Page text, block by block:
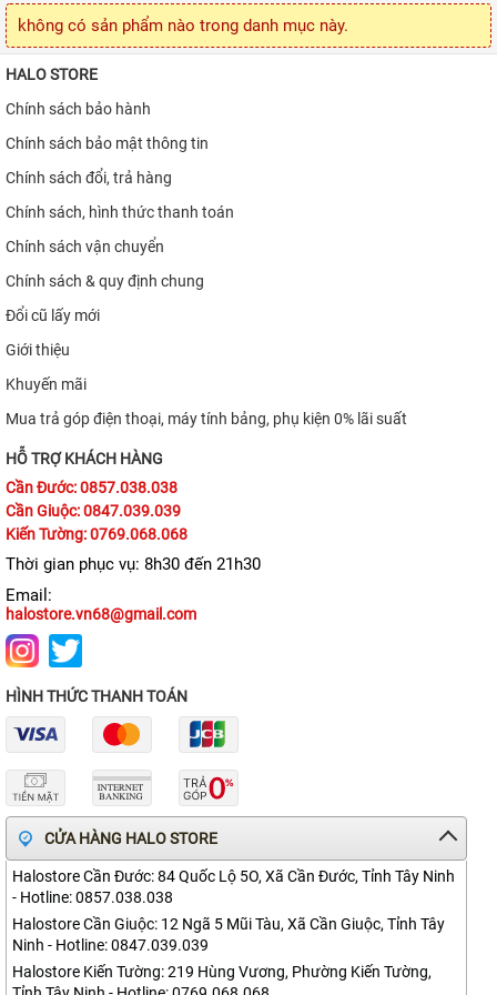
iPhone 15 Pro Max
iPhone 15 Plus
iPhone 15
iPhone 14 Pro Max
iPhone 14 Plus
iPhone 14 Pro
iPhone 14
iPhone 13
iPhone 12 Pro Max
iPhone 12 Pro
iPhone 12
iPhone 11 Pro Max
iPhone 11 Pro
iPhone 11
iPhone XS Max
iPhone XS
APPLE IPAD
APPLE WATCH
MACBOOK
MÁY DÙNG RỒI
SAMSUNG
PHỤ KIỆN
không có sản phẩm nào trong danh mục này.
HALO STORE
Chính sách bảo hành
Chính sách bảo mật thông tin
Chính sách đổi, trả hàng
Chính sách, hình thức thanh toán
Chính sách vận chuyển
Chính sách & quy định chung
Đổi cũ lấy mới
Giới thiệu
Khuyến mãi
Mua trả góp điện thoại, máy tính bảng, phụ kiện 0% lãi suất
HỖ TRỢ KHÁCH HÀNG
Cần Đước: 0857.038.038
Cần Giuộc: 0847.039.039
Kiến Tường: 0769.068.068
Thời gian phục vụ: 8h30 đến 21h30
Email:
halostore.vn68@gmail.com
HÌNH THỨC THANH TOÁN
CỬA HÀNG HALO STORE
Halostore Cần Đước: 84 Quốc Lộ 5O, Xã Cần Đước, Tỉnh Tây Ninh
- Hotline: 0857.038.038
Halostore Cần Giuộc: 12 Ngã 5 Mũi Tàu, Xã Cần Giuộc, Tỉnh Tây
Ninh - Hotline: 0847.039.039
Halostore Kiến Tường: 219 Hùng Vương, Phường Kiến Tường,